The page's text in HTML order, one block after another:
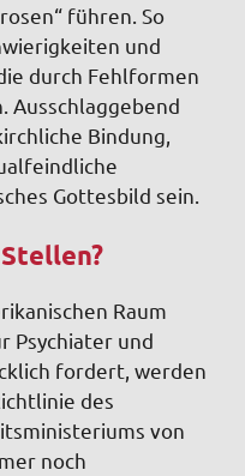
führen. So
und
durch Fehlformen
Ausschlaggebend
Bindung,
Gottesbild sein.
Raum
Psychiater und
fordert, werden
des
von
noch